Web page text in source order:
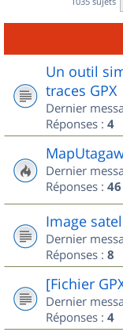
Un outil
traces GPX
Dernier
Réponses : 4
Dernier
Réponses : 46
Image
Dernier
Réponses : 8
[Fichier
Dernier
Réponses : 4